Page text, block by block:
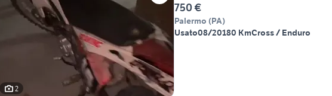
2
750 €
Palermo (PA)
Usato08/20180 KmCross / Enduro